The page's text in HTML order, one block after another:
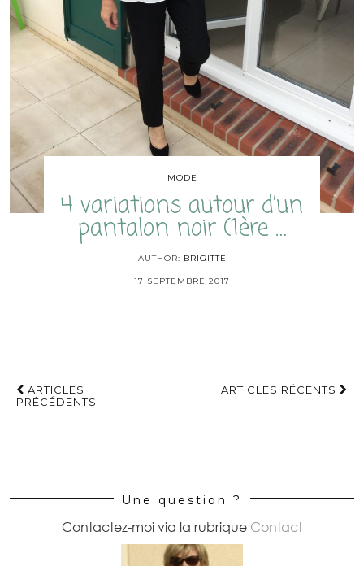
MODE
4 variations autour d’un
pantalon noir (1ère …
AUTHOR: BRIGITTE
17 SEPTEMBRE 2017
ARTICLES
PRÉCÉDENTS
ARTICLES RÉCENTS
Une question ?
Contactez-moi via la rubrique Contact